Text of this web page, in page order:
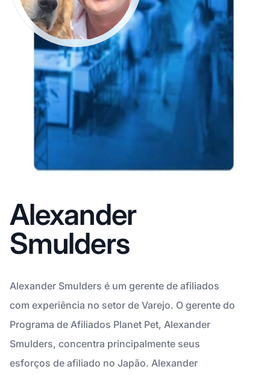
Alexander
Smulders
Alexander Smulders é um gerente de afiliados
com experiência no setor de Varejo. O gerente do
Programa de Afiliados Planet Pet, Alexander
Smulders, concentra principalmente seus
esforços de afiliado no Japão. Alexander